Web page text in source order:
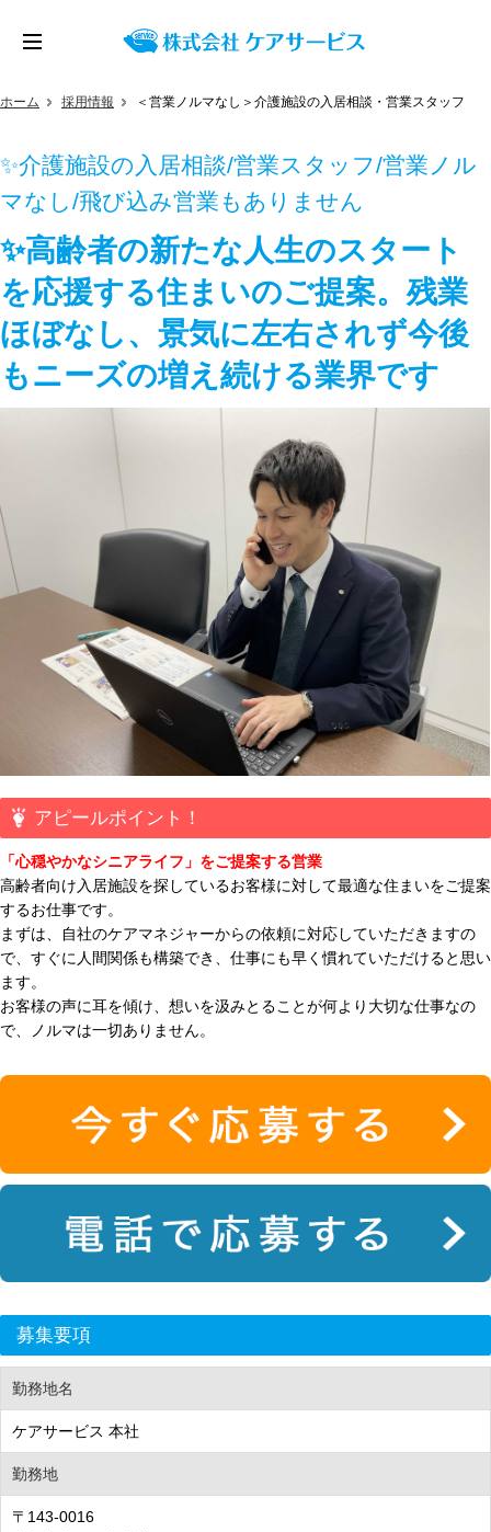
ホーム 採用情報 ＜営業ノルマなし＞介護施設の入居相談・営業スタッフ
✨介護施設の入居相談/営業スタッフ/営業ノル
マなし/飛び込み営業もありません
✨高齢者の新たな人生のスタート
を応援する住まいのご提案。残業
ほぼなし、景気に左右されず今後
もニーズの増え続ける業界です
アピールポイント！
「心穏やかなシニアライフ」をご提案する営業
高齢者向け入居施設を探しているお客様に対して最適な住まいをご提案
するお仕事です。
まずは、自社のケアマネジャーからの依頼に対応していただきますの
で、すぐに人間関係も構築でき、仕事にも早く慣れていただけると思い
ます。
お客様の声に耳を傾け、想いを汲みとることが何より大切な仕事なの
で、ノルマは一切ありません。
募集要項
勤務地名
ケアサービス 本社
勤務地
〒143-0016